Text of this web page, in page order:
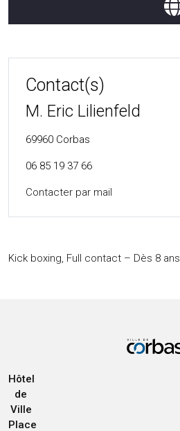
Contact(s)
M. Eric Lilienfeld
69960 Corbas
06 85 19 37 66
Contacter par mail
Kick boxing, Full contact – Dès 8 ans
Hôtel
de
Ville
Place